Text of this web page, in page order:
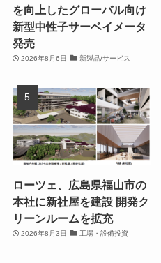
を向上したグローバル向け
新型中性子サーベイメータ
発売
2026年8月6日 新製品/サービス
ローツェ、広島県福山市の
本社に新社屋を建設 開発ク
リーンルームを拡充
2026年8月3日 工場・設備投資